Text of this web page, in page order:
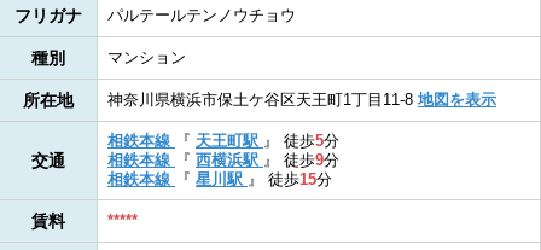
フリガナ パルテールテンノウチョウ
種別 マンション
所在地 神奈川県横浜市保土ケ谷区天王町1丁目11-8 地図を表示
交通
相鉄本線 『 天王町駅 』 徒歩5分
相鉄本線
『 西横浜駅 』 徒歩9分
相鉄本線
『 星川駅 』 徒歩15分
賃料 *****